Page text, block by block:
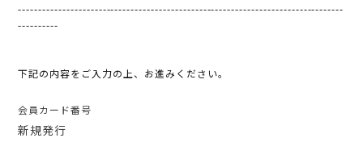
---------------------------------------------------------------------------------
----------
下記の内容をご入力の上、お進みください。
会員カード番号
新規発行